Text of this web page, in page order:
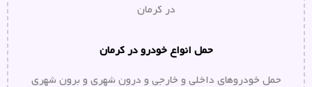
در کرمان
حمل انواع خودرو در کرمان
حمل خودروهای داخلی و خارجی و درون شهری و برون شهری